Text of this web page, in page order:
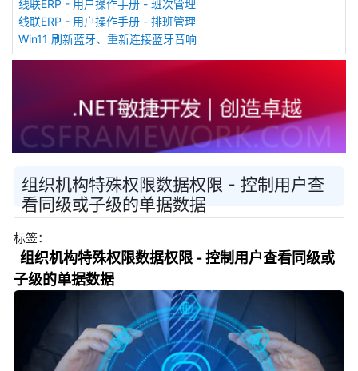
线联ERP - 用户操作手册 - 班次管理
线联ERP - 用户操作手册 - 排班管理
Win11 刷新蓝牙、重新连接蓝牙音响
组织机构特殊权限数据权限 - 控制用户查
看同级或子级的单据数据
标签：
组织机构特殊权限数据权限 - 控制用户查看同级或
子级的单据数据